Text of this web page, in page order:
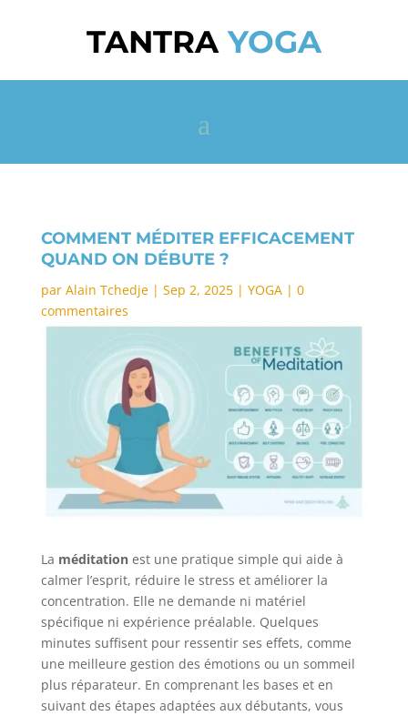
TANTRAYOGA
COMMENT MÉDITER EFFICACEMENT
QUAND ON DÉBUTE ?
par Alain Tchedje| Sep 2, 2025| YOGA| 0
commentaires
La méditationest une pratique simple qui aide à
calmer l’esprit, réduire le stress et améliorer la
concentration. Elle ne demande ni matériel
spécifique ni expérience préalable. Quelques
minutes suffisent pour ressentir ses effets, comme
une meilleure gestion des émotions ou un sommeil
plus réparateur. En comprenant les bases et en
suivant des étapes adaptées aux débutants, vous